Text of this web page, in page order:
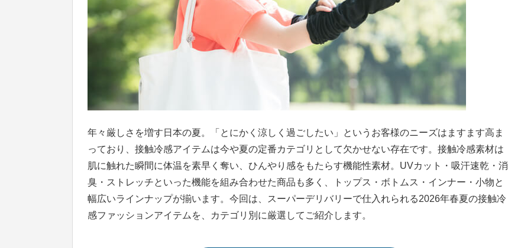
年々厳しさを増す日本の夏。「とにかく涼しく過ごしたい」というお客様のニーズはますます高ま
っており、接触冷感アイテムは今や夏の定番カテゴリとして欠かせない存在です。接触冷感素材は
肌に触れた瞬間に体温を素早く奪い、ひんやり感をもたらす機能性素材。UVカット・吸汗速乾・消
臭・ストレッチといった機能を組み合わせた商品も多く、トップス・ボトムス・インナー・小物と
幅広いラインナップが揃います。今回は、スーパーデリバリーで仕入れられる2026年春夏の接触冷
感ファッションアイテムを、カテゴリ別に厳選してご紹介します。